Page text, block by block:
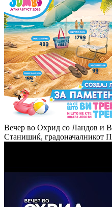
Вечер во Охрид со Ландов и
Станишиќ, градоначалникот